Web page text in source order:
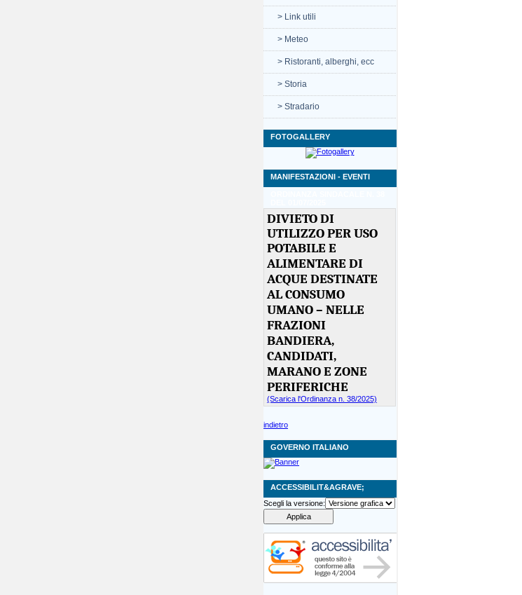
> Link utili
> Meteo
> Ristoranti, alberghi, ecc
> Storia
> Stradario
FOTOGALLERY
MANIFESTAZIONI - EVENTI
DIVIETO DI
UTILIZZO PER USO
POTABILE E
ALIMENTARE DI
ACQUE DESTINATE
AL CONSUMO
UMANO – NELLE
FRAZIONI
BANDIERA,
CANDIDATI,
MARANO E ZONE
PERIFERICHE
(Scarica l'Ordinanza n. 38/2025)
indietro
GOVERNO ITALIANO
ACCESSIBILIT&AGRAVE;
Scegli la versione: